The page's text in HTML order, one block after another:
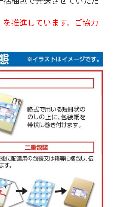
推進しています。ご協力